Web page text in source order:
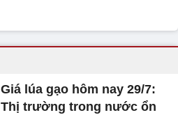
Giá lúa gạo hôm nay 29/7:
Thị trường trong nước ổn